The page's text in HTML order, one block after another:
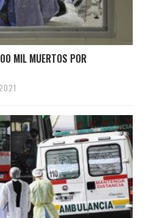
MIL MUERTOS POR